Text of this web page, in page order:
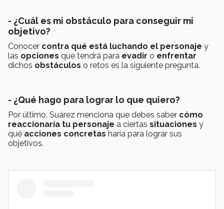
- ¿Cuál es mi obstáculo para conseguir mi
objetivo?
Conocer contra qué está luchando el personaje y
las opciones que tendrá para evadir o enfrentar
dichos obstáculos o retos es la siguiente pregunta.
- ¿Qué hago para lograr lo que quiero?
Por último, Suárez menciona que debes saber cómo
reaccionaría tu personaje a ciertas situaciones y
qué acciones concretas haría para lograr sus
objetivos.